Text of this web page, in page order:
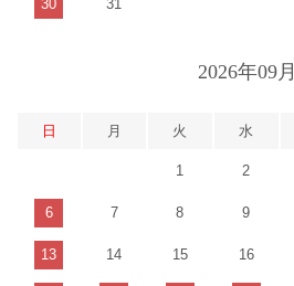
30 31
2026年09月
日 月 火 水
1 2
6 7 8 9
13 14 15 16